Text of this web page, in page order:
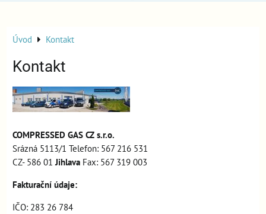
Úvod Kontakt
Kontakt
COMPRESSED GAS CZ s.r.o.
Srázná 5113/1 Telefon: 567 216 531
CZ- 586 01Jihlava Fax: 567 319 003
Fakturační údaje:
IČO: 283 26 784